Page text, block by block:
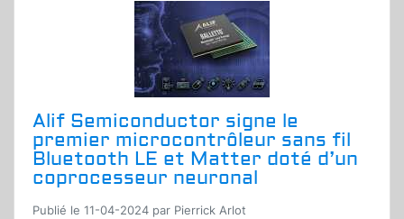
Alif Semiconductor signe le
premier microcontrôleur sans fil
Bluetooth LE et Matter doté d’un
coprocesseur neuronal
Publié le 11-04-2024 par Pierrick Arlot